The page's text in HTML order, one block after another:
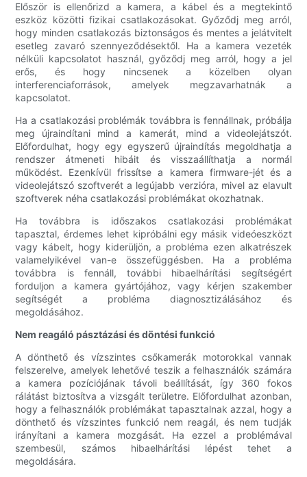
Először is ellenőrizd a kamera, a kábel és a megtekintő
eszköz közötti fizikai csatlakozásokat. Győződj meg arról,
hogy minden csatlakozás biztonságos és mentes a jelátvitelt
esetleg zavaró szennyeződésektől. Ha a kamera vezeték
nélküli kapcsolatot használ, győződj meg arról, hogy a jel
erős, és hogy nincsenek a közelben olyan
interferenciaforrások, amelyek megzavarhatnák a
kapcsolatot.
Ha a csatlakozási problémák továbbra is fennállnak, próbálja
meg újraindítani mind a kamerát, mind a videolejátszót.
Előfordulhat, hogy egy egyszerű újraindítás megoldhatja a
rendszer átmeneti hibáit és visszaállíthatja a normál
működést. Ezenkívül frissítse a kamera firmware-jét és a
videolejátszó szoftverét a legújabb verzióra, mivel az elavult
szoftverek néha csatlakozási problémákat okozhatnak.
Ha továbbra is időszakos csatlakozási problémákat
tapasztal, érdemes lehet kipróbálni egy másik videóeszközt
vagy kábelt, hogy kiderüljön, a probléma ezen alkatrészek
valamelyikével van-e összefüggésben. Ha a probléma
továbbra is fennáll, további hibaelhárítási segítségért
forduljon a kamera gyártójához, vagy kérjen szakember
segítségét a probléma diagnosztizálásához és
megoldásához.
Nem reagáló pásztázási és döntési funkció
A dönthető és vízszintes csőkamerák motorokkal vannak
felszerelve, amelyek lehetővé teszik a felhasználók számára
a kamera pozíciójának távoli beállítását, így 360 fokos
rálátást biztosítva a vizsgált területre. Előfordulhat azonban,
hogy a felhasználók problémákat tapasztalnak azzal, hogy a
dönthető és vízszintes funkció nem reagál, és nem tudják
irányítani a kamera mozgását. Ha ezzel a problémával
szembesül, számos hibaelhárítási lépést tehet a
megoldására.